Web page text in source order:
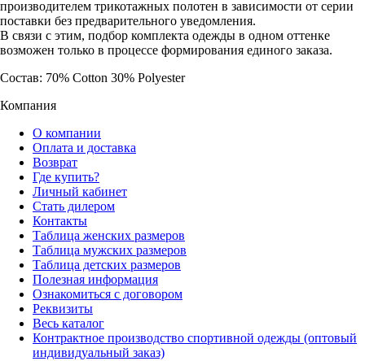
производителем трикотажных полотен в зависимости от серии
поставки без предварительного уведомления.
В связи с этим, подбор комплекта одежды в одном оттенке
возможен только в процессе формирования единого заказа.
Состав: 70% Cotton 30% Polyester
Компания
О компании
Оплата и доставка
Возврат
Где купить?
Личный кабинет
Стать дилером
Контакты
Таблица женских размеров
Таблица мужских размеров
Таблица детских размеров
Полезная информация
Ознакомиться с договором
Реквизиты
Весь каталог
Контрактное производство спортивной одежды (оптовый
индивидуальный заказ)